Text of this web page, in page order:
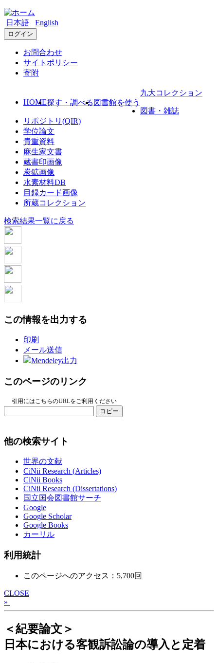
日本語 English
ログイン
お問合わせ
サイトポリシー
寄附
HOME探す・調べる 図書館を使う
九大コレクション
図書・雑誌
リポジトリ(QIR)
学位論文
貴重資料
麻生家文書
蔵書印画像
炭鉱画像
水素材料DB
目録カード画像
所蔵コレクション
検索結果一覧に戻る
この情報を出力する
印刷
メール送信
Mendeley出力
このページのリンク
引用にはこちらのURLをご利用ください
コピー
他の検索サイト
世界の文献
CiNii Research (Articles)
CiNii Books
CiNii Research (Dissertations)
国立国会図書館サーチ
Google
Google Scholar
Google Books
カーリル
利用統計
このページへのアクセス：5,700回
CLOSE
»
＜紀要論文＞
日本における客観訴訟論の導入と定着